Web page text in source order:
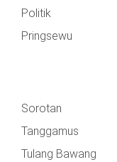
Politik
Pringsewu
Sorotan
Tanggamus
Tulang Bawang